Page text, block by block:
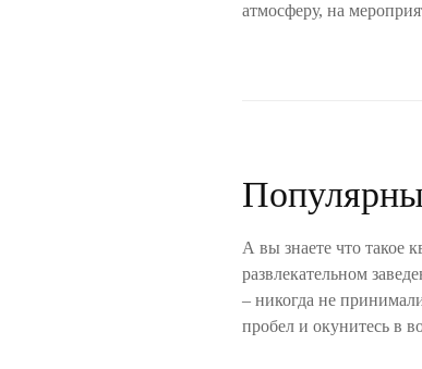
атмосферу, на
А вы знаете что такое
развлекательном
– никогда не
пробел и окунитесь в